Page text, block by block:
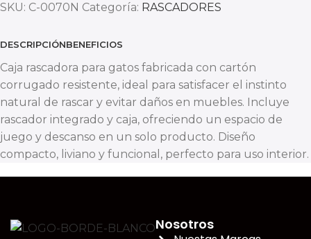
SKU: C-0070N Categoría: RASCADORES
DESCRIPCIÓNBENEFICIOS
Caja rascadora para gatos fabricada con cartón
corrugado resistente, ideal para satisfacer el instinto
natural de rascar y evitar daños en muebles. Incluye
rascador integrado y caja, ofreciendo un espacio de
juego y descanso en un solo producto. Diseño
compacto, liviano y funcional, perfecto para uso interior.
Nosotros